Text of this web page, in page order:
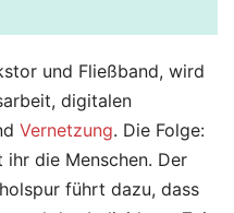
und Fließband, wird
digitalen
Vernetzung. Die Folge:
die Menschen. Der
führt dazu, dass